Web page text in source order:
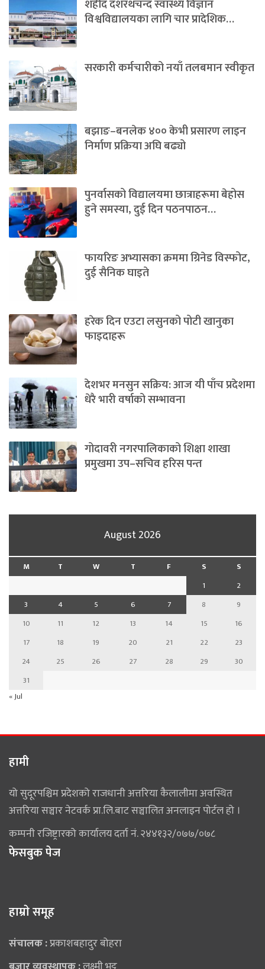
शहीद दशरथचन्द स्वास्थ्य विज्ञान
विश्वविद्यालयका लागि चार प्रादेशिक…
सरकारी कर्मचारीको नयाँ तलबमान स्वीकृत
बझाङ–बनलेक ४०० केभी प्रसारण लाइन
निर्माण प्रक्रिया अघि बढ्यो
पुनर्वासको विद्यालयमा छात्राहरूमा बेहोस
हुने समस्या, दुई दिन पठनपाठन…
फायरिङ अभ्यासका क्रममा ग्रिनेड विस्फोट,
दुई सैनिक घाइते
हरेक दिन एउटा लसुनको पोटी खानुका
फाइदाहरू
देशभर मनसुन सक्रिय: आज यी पाँच प्रदेशमा
धेरै भारी वर्षाको सम्भावना
गोदावरी नगरपालिकाको शिक्षा शाखा
प्रमुखमा उप–सचिव हरिस पन्त
August 2026
M T W T F S
S
1
2
3
4 5 6 7 8
9
10
11 12 13 14 15
16
17
18 19 20 21 22
23
24
25 26 27 28 29
30
31
« Jul
हामी
यो सुदूरपश्चिम प्रदेशको राजधानी अत्तरिया कैलालीमा अवस्थित
अत्तरिया सञ्चार नेटवर्क प्रा.लि.बाट सञ्चालित अनलाइन पोर्टल हो ।
कम्पनी रजिष्ट्रारको कार्यालय दर्ता नं. २४४१३२/०७७/०७८
फेसबुक पेज
हाम्राे समूह
संचालक :प्रकाशबहादुर बोहरा